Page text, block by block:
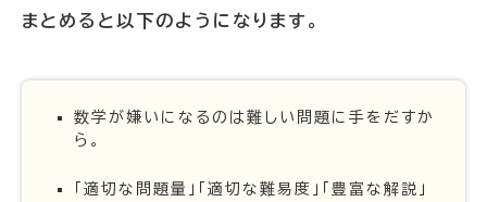
まとめると以下のようになります。
数学が嫌いになるのは難しい問題に手をだすか
ら。
「適切な問題量」「適切な難易度」「豊富な解説」